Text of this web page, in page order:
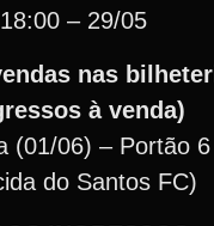
– 29/05
nas
à venda)
(01/06) – Portão
do Santos FC)